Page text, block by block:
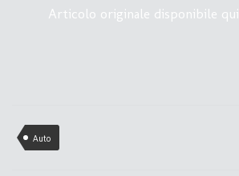
Articolo originale disponibile qui
Auto